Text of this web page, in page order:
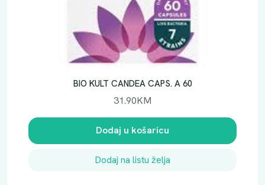
BIO KULT CANDEA CAPS. A 60
31.90KM
Dodaj u košaricu
Dodaj na listu želja